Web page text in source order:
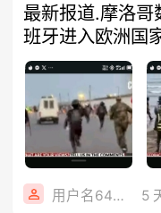
最新报道.摩洛哥
班牙进入欧洲国
用户名642718 5